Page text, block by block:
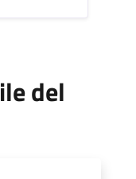
del